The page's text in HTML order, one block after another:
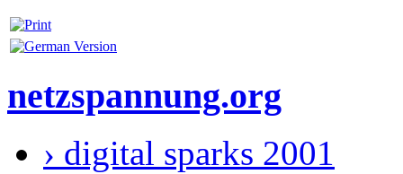
netzspannung.org
› digital sparks 2001